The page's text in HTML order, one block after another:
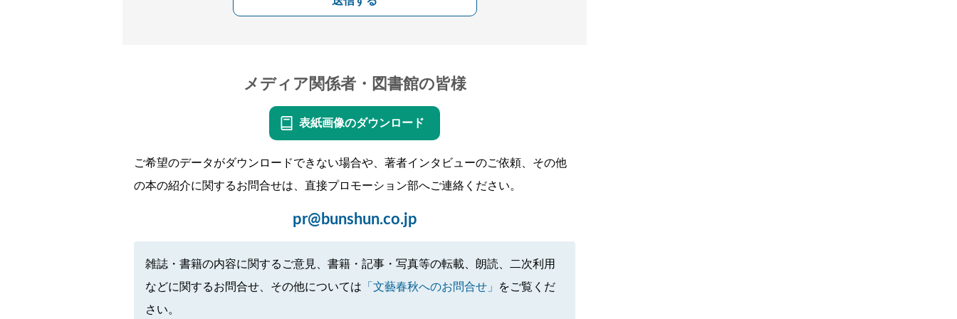
メディア関係者・図書館の皆様
表紙画像のダウンロード
ご希望のデータがダウンロードできない場合や、著者インタビューのご依頼、その他
の本の紹介に関するお問合せは、直接プロモーション部へご連絡ください。
pr@bunshun.co.jp
雑誌・書籍の内容に関するご意見、書籍・記事・写真等の転載、朗読、二次利用
などに関するお問合せ、その他については 「文藝春秋へのお問合せ」
をご覧くだ
さい。